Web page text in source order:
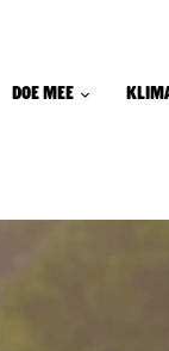
Doe mee